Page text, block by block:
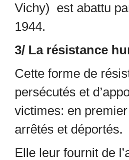
Vichy) est abattu
1944.
3/ La résistance
Cette forme de
persécutés et
victimes: en
arrêtés et déportés.
Elle leur fournit de